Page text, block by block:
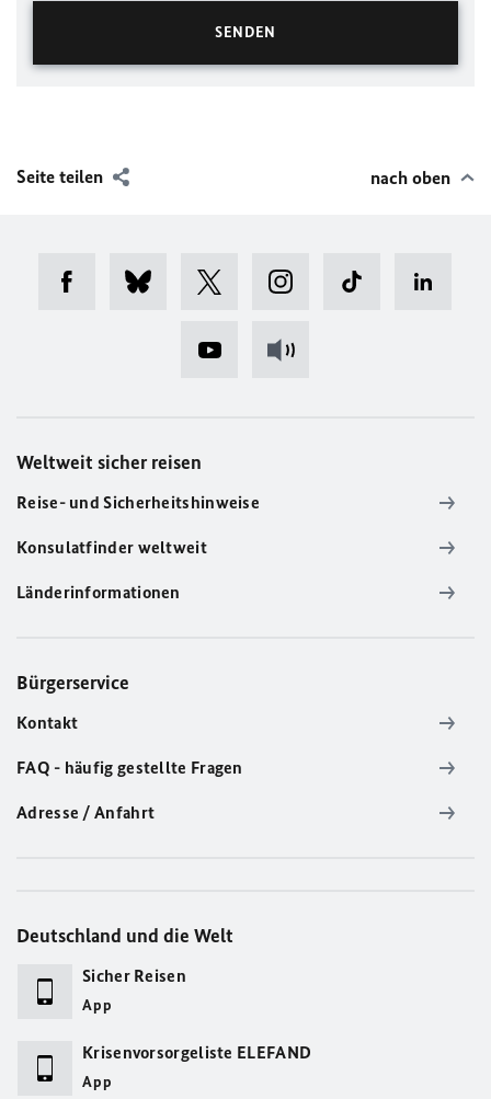
Seite teilen nach oben
Weltweit sicher reisen
Reise- und Sicherheitshinweise
Konsulatfinder weltweit
Länderinformationen
Bürgerservice
Kontakt
FAQ - häufig gestellte Fragen
Adresse / Anfahrt
Deutschland und die Welt
Sicher Reisen
App
Krisenvorsorgeliste ELEFAND
App